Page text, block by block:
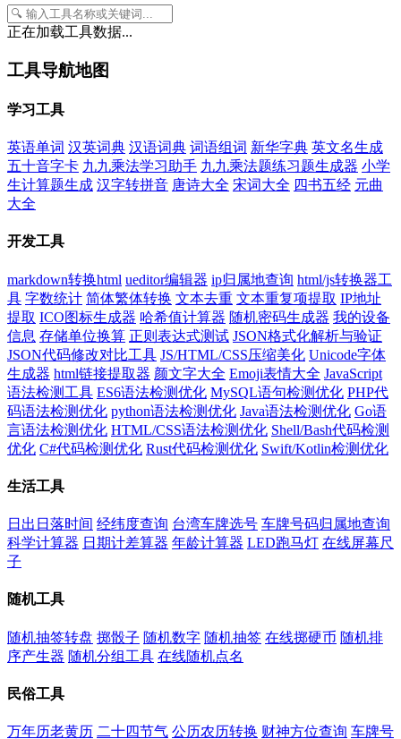
正在加载工具数据...
工具导航地图
学习工具
英语单词 汉英词典 汉语词典 词语组词 新华字典 英文名生成
五十音字卡 九九乘法学习助手 九九乘法题练习题生成器 小学
生计算题生成 汉字转拼音 唐诗大全 宋词大全 四书五经 元曲
大全
开发工具
markdown转换html ueditor编辑器 ip归属地查询 html/js转换器工
具 字数统计 简体繁体转换 文本去重 文本重复项提取 IP地址
提取 ICO图标生成器 哈希值计算器 随机密码生成器 我的设备
信息 存储单位换算 正则表达式测试 JSON格式化解析与验证
JSON代码修改对比工具 JS/HTML/CSS压缩美化 Unicode字体
生成器 html链接提取器 颜文字大全 Emoji表情大全 JavaScript
语法检测工具 ES6语法检测优化 MySQL语句检测优化 PHP代
码语法检测优化 python语法检测优化 Java语法检测优化 Go语
言语法检测优化 HTML/CSS语法检测优化 Shell/Bash代码检测
优化 C#代码检测优化 Rust代码检测优化 Swift/Kotlin检测优化
生活工具
日出日落时间 经纬度查询 台湾车牌选号 车牌号码归属地查询
科学计算器 日期计差算器 年龄计算器 LED跑马灯 在线屏幕尺
子
随机工具
随机抽签转盘 掷骰子 随机数字 随机抽签 在线掷硬币 随机排
序产生器 随机分组工具 在线随机点名
民俗工具
万年历老黄历 二十四节气 公历农历转换 财神方位查询 车牌号